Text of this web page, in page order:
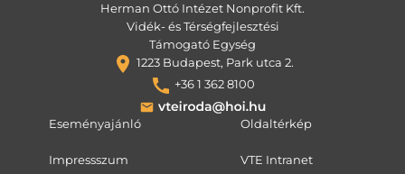
Herman Ottó Intézet Nonprofit Kft.
Vidék- és Térségfejlesztési
Támogató Egység
1223 Budapest, Park utca 2.
+36 1 362 8100
Eseményajánló
Impressszum
Oldaltérkép
VTE Intranet